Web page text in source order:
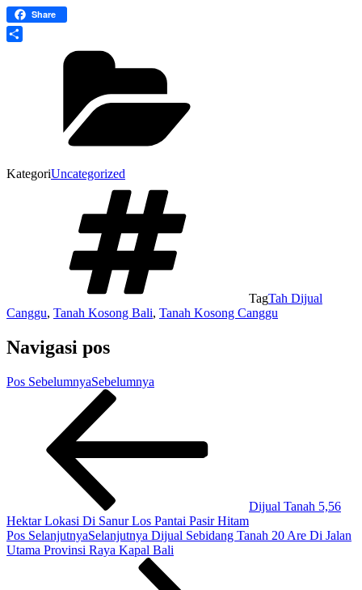
Share
KategoriUncategorized
TagTah Dijual
Canggu, Tanah Kosong Bali, Tanah Kosong Canggu
Navigasi pos
Pos SebelumnyaSebelumnya
Dijual Tanah 5,56
Hektar Lokasi Di Sanur Los Pantai Pasir Hitam
Pos SelanjutnyaSelanjutnya Dijual Sebidang Tanah 20 Are Di Jalan
Utama Provinsi Raya Kapal Bali